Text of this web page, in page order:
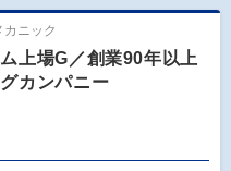
ニック
上場G／創業90年以上
カンパニー